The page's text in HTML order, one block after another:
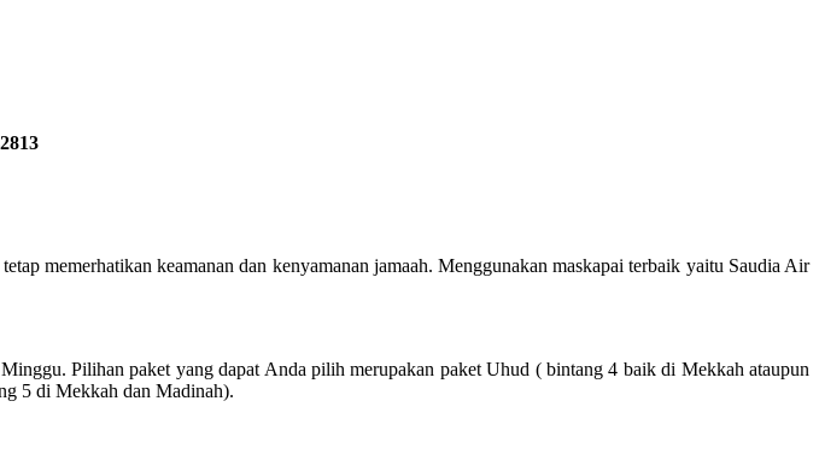
memerhatikan keamanan dan kenyamanan jamaah. Menggunakan maskapai terbaik yaitu Saudia Air
Pilihan paket yang dapat Anda pilih merupakan paket Uhud ( bintang 4 baik di Mekkah ataupun
5 di Mekkah dan Madinah).